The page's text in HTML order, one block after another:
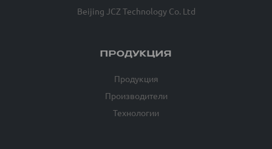
Beijing JCZ Technology Co. Ltd
ПРОДУКЦИЯ
Продукция
Производители
Технологии